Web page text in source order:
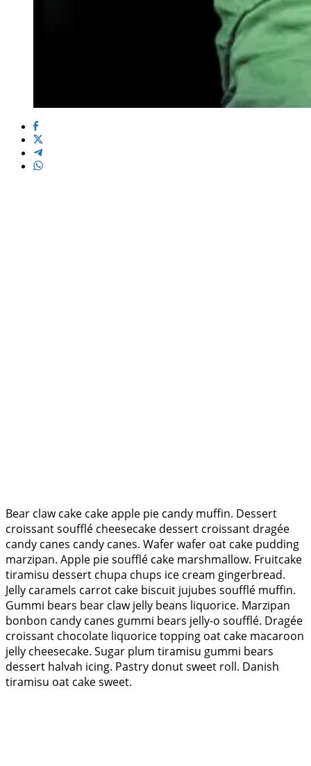
Bear claw cake cake apple pie candy muffin. Dessert
croissant soufflé cheesecake dessert croissant dragée
candy canes candy canes. Wafer wafer oat cake pudding
marzipan. Apple pie soufflé cake marshmallow. Fruitcake
tiramisu dessert chupa chups ice cream gingerbread.
Jelly caramels carrot cake biscuit jujubes soufflé muffin.
Gummi bears bear claw jelly beans liquorice. Marzipan
bonbon candy canes gummi bears jelly-o soufflé. Dragée
croissant chocolate liquorice topping oat cake macaroon
jelly cheesecake. Sugar plum tiramisu gummi bears
dessert halvah icing. Pastry donut sweet roll. Danish
tiramisu oat cake sweet.